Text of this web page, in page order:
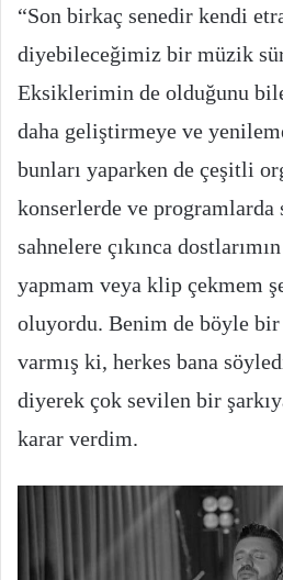
“Son birkaç senedir kendi
diyebileceğimiz bir müzik
Eksiklerimin de olduğunu
daha geliştirmeye ve
bunları yaparken de çeşitli
konserlerde ve programlarda
sahnelere çıkınca
yapmam veya klip çekmem
oluyordu. Benim de böyle bir
varmış ki, herkes bana
diyerek çok sevilen bir
karar verdim.